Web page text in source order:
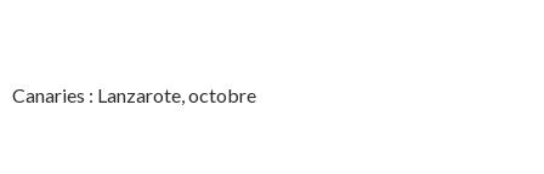
Canaries : Lanzarote, octobre